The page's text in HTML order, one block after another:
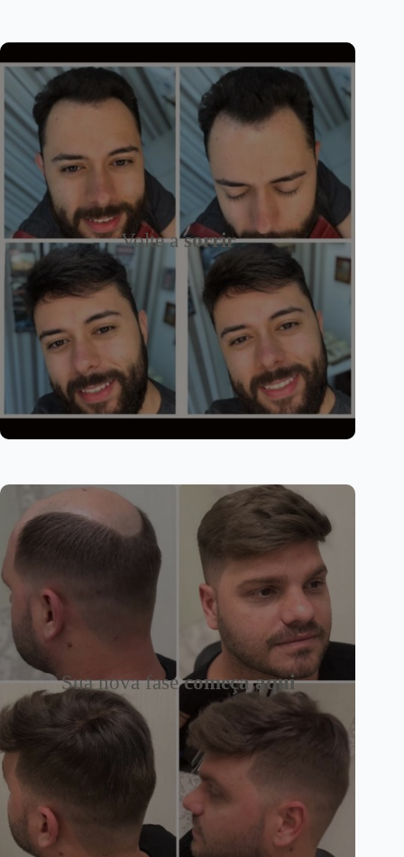
Volte asorrir
Sua nova fasecomeça aqui